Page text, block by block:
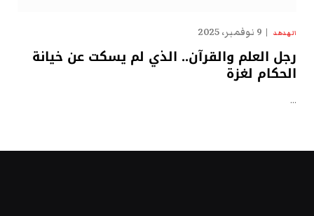
الهدهد 9 نوفمبر، 2025
رجل العلم والقرآن.. الذي لم يسكت عن خيانة
الحكام لغزة
…